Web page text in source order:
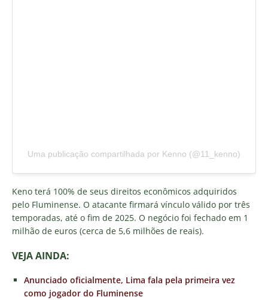
Uma publicação compartilhada por Kenno (@11_kenno)
Keno terá 100% de seus direitos econômicos adquiridos
pelo Fluminense. O atacante firmará vínculo válido por três
temporadas, até o fim de 2025. O negócio foi fechado em 1
milhão de euros (cerca de 5,6 milhões de reais).
VEJA AINDA:
Anunciado oficialmente, Lima fala pela primeira vez
como jogador do Fluminense